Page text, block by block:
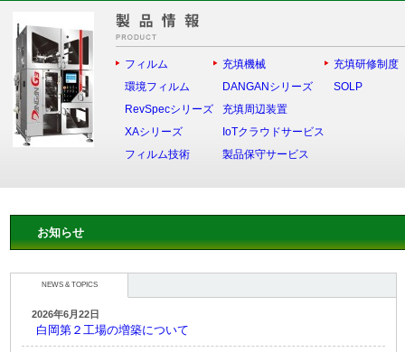
フィルム
環境フィルム
RevSpecシリーズ
XAシリーズ
フィルム技術
充填機械
DANGANシリーズ
充填周辺装置
IoTクラウドサービス
製品保守サービス
充填研修制度
SOLP
お知らせ
NEWS & TOPICS
2026年6月22日
白岡第２工場の増築について